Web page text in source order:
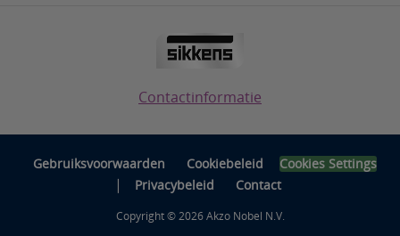
Contactinformatie
Gebruiksvoorwaarden Cookiebeleid Cookies Settings
| Privacybeleid Contact
Copyright © 2026 Akzo Nobel N.V.